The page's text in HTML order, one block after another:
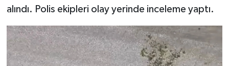
alındı. Polis ekipleri olay yerinde inceleme yaptı.